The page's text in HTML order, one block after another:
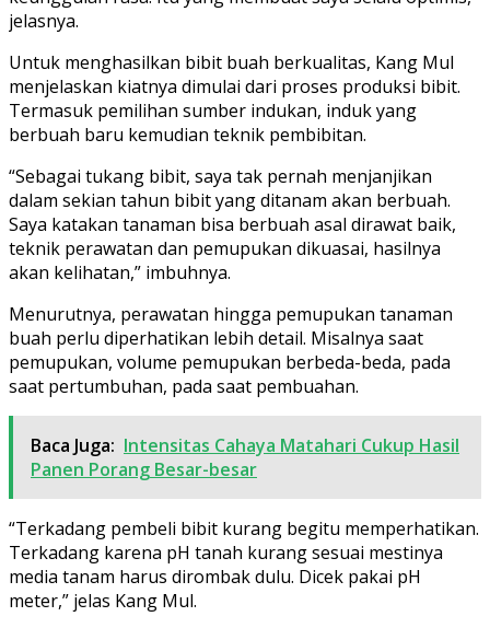
jelasnya.
Untuk menghasilkan bibit buah berkualitas, Kang Mul
menjelaskan kiatnya dimulai dari proses produksi bibit.
Termasuk pemilihan sumber indukan, induk yang
berbuah baru kemudian teknik pembibitan.
“Sebagai tukang bibit, saya tak pernah menjanjikan
dalam sekian tahun bibit yang ditanam akan berbuah.
Saya katakan tanaman bisa berbuah asal dirawat baik,
teknik perawatan dan pemupukan dikuasai, hasilnya
akan kelihatan,” imbuhnya.
Menurutnya, perawatan hingga pemupukan tanaman
buah perlu diperhatikan lebih detail. Misalnya saat
pemupukan, volume pemupukan berbeda-beda, pada
saat pertumbuhan, pada saat pembuahan.
Baca Juga: Intensitas Cahaya Matahari Cukup Hasil
Panen Porang Besar-besar
“Terkadang pembeli bibit kurang begitu memperhatikan.
Terkadang karena pH tanah kurang sesuai mestinya
media tanam harus dirombak dulu. Dicek pakai pH
meter,” jelas Kang Mul.